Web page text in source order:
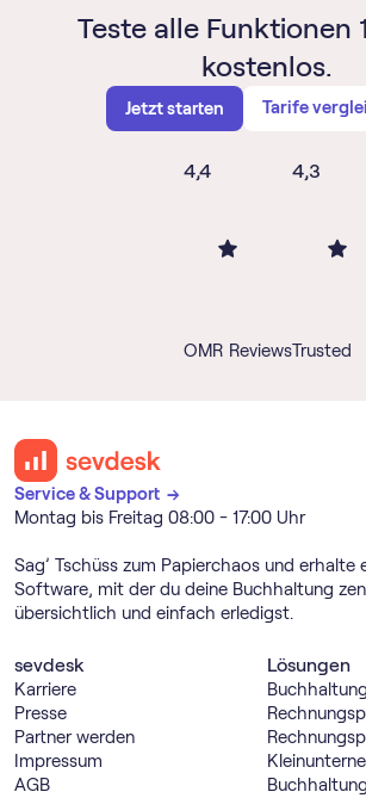
Teste alle Funktionen
kostenlos.
Jetzt starten Tarife
4,4
OMR Reviews
4,3
Trusted
Service & Support →
Montag bis Freitag 08:00 - 17:00 Uhr
Sag’ Tschüss zum Papierchaos und erhalte
Software, mit der du deine Buchhaltung
übersichtlich und einfach erledigst.
sevdesk
Karriere
Presse
Partner werden
Impressum
AGB
Lösungen